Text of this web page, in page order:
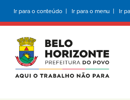
conteúdo
principal
Ir para o conteúdo | Ir para o menu | Ir